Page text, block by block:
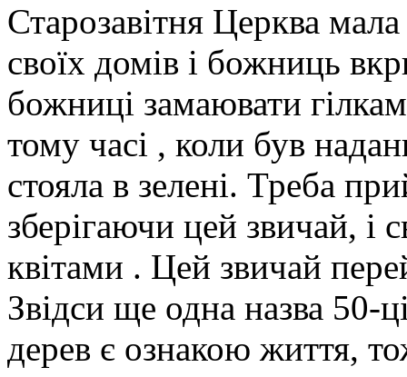
Старозавітня Церква
своїх домів і божниць
божниці замаювати
тому часі , коли був
стояла в зелені. Треба
зберігаючи цей звичай,
квітами . Цей звичай
Звідси ще одна назва 50-
дерев є ознакою життя,